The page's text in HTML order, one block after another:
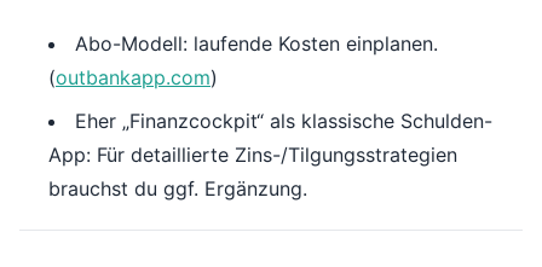
Abo-Modell: laufende Kosten einplanen.
(outbankapp.com)
Eher „Finanzcockpit“ als klassische Schulden-
App: Für detaillierte Zins-/Tilgungsstrategien
brauchst du ggf. Ergänzung.